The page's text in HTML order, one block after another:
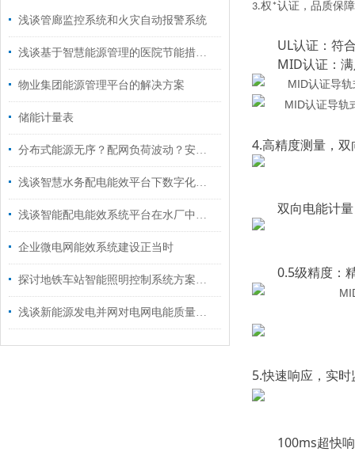
浅谈管廊监控系统和火灾自动报警系统
浅谈基于智慧能源管理的医院节能措施分析
物业集团能源管理平台的解决方案
储能计量表
分布式能源无序？配网负荷波动？安科瑞智慧方案让新型电力网管理无忧！
浅谈智慧水务配电能效平台下数字化转型的挑战与实践
浅谈智能配电能效系统平台在水厂中的应用
企业微电网能效系统建设正当时
探讨地铁车站智能照明控制系统方案设计
浅谈新能源发电并网对电网电能质量的影响及解决方案
3.权*认证，品质保障
UL认证 ： 符
MID认证 ：
4.高精度测量，双
双向电能计量
0.5级精度 ：
5.快速响应，实时
100ms超快